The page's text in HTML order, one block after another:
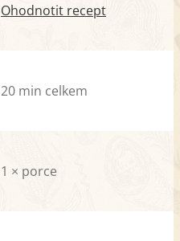
Ohodnotit recept
20 min celkem
1 × porce